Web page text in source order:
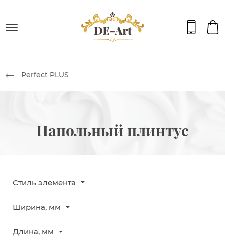
Perfect PLUS
Напольный плинтус
Стиль элемента
Ширина, мм
Длина, мм